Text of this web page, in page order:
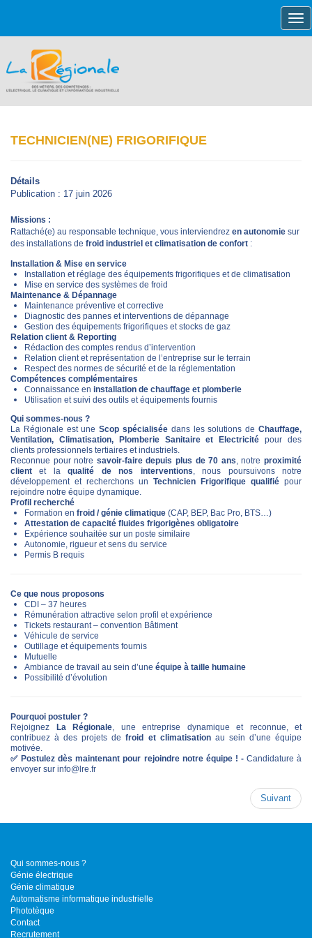
TECHNICIEN(NE) FRIGORIFIQUE
Détails
Publication : 17 juin 2026
Missions :
Rattaché(e) au responsable technique, vous interviendrez en autonomie sur
des installations de froid industriel et climatisation de confort :
Installation & Mise en service
Installation et réglage des équipements frigorifiques et de climatisation
Mise en service des systèmes de froid
Maintenance & Dépannage
Maintenance préventive et corrective
Diagnostic des pannes et interventions de dépannage
Gestion des équipements frigorifiques et stocks de gaz
Relation client & Reporting
Rédaction des comptes rendus d’intervention
Relation client et représentation de l’entreprise sur le terrain
Respect des normes de sécurité et de la réglementation
Compétences complémentaires
Connaissance en installation de chauffage et plomberie
Utilisation et suivi des outils et équipements fournis
Qui sommes-nous ?
La Régionale est uneScop spécialisée dans les solutions deChauffage,
Ventilation, Climatisation, Plomberie Sanitaire et Electricité pour des
clients professionnels tertiaires et industriels.
Reconnue pour notre savoir-faire depuis plus de 70 ans, notreproximité
client et laqualité de nos interventions, nous poursuivons notre
développement et recherchons un Technicien Frigorifique qualifié pour
rejoindre notre équipe dynamique.
Profil recherché
Formation en froid / génie climatique (CAP, BEP, Bac Pro, BTS…)
Attestation de capacité fluides frigorigènes obligatoire
Expérience souhaitée sur un poste similaire
Autonomie, rigueur et sens du service
Permis B requis
Ce que nous proposons
CDI – 37 heures
Rémunération attractive selon profil et expérience
Tickets restaurant – convention Bâtiment
Véhicule de service
Outillage et équipements fournis
Mutuelle
Ambiance de travail au sein d’une équipe à taille humaine
Possibilité d’évolution
Pourquoi postuler ?
Rejoignez
La Régionale, une entreprise dynamique et reconnue, et
contribuez à des projets defroid et climatisationau sein d’une équipe
motivée.
✅ Postulez dès maintenant pour rejoindre notre équipe ! - Candidature à
envoyer sur info@lre.fr
Suivant
Qui sommes-nous ?
Génie électrique
Génie climatique
Automatisme informatique industrielle
Phototèque
Contact
Recrutement